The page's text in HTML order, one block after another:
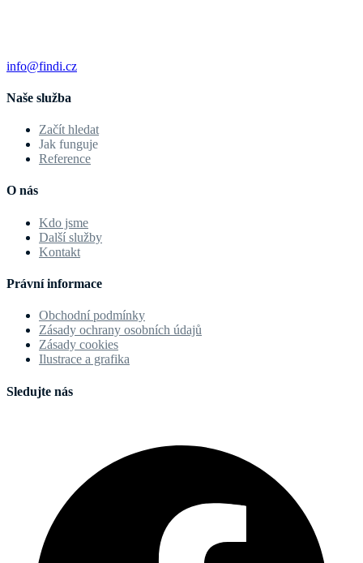
info@findi.cz
Naše služba
Začít hledat
Jak funguje
Reference
O nás
Kdo jsme
Další služby
Kontakt
Právní informace
Obchodní podmínky
Zásady ochrany osobních údajů
Zásady cookies
Ilustrace a grafika
Sledujte nás